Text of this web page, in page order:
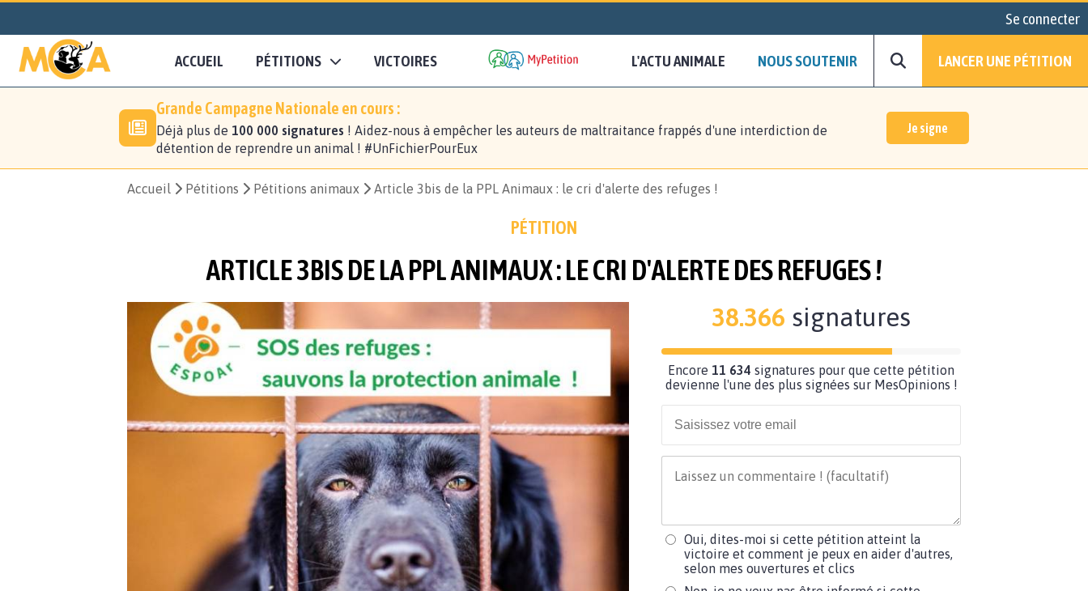
Se connecter
ACCUEIL PÉTITIONS VICTOIRES L'ACTU ANIMALE NOUS SOUTENIR LANCER UNE PÉTITION
Grande Campagne Nationale en cours :
Déjà plus de 100 000 signatures ! Aidez-nous à empêcher les auteurs de maltraitance frappés d'une interdiction de
détention de reprendre un animal ! #UnFichierPourEux
Je signe
Accueil Pétitions Pétitions animaux Article 3bis de la PPL Animaux : le cri d'alerte des refuges !
PÉTITION
ARTICLE 3BIS DE LA PPL ANIMAUX : LE CRI D'ALERTE DES REFUGES !
38.366 signatures
Encore 11 634 signatures pour que cette pétition
devienne l'une des plus signées sur MesOpinions !
Oui, dites-moi si cette pétition atteint la
victoire et comment je peux en aider d'autres,
selon mes ouvertures et clics